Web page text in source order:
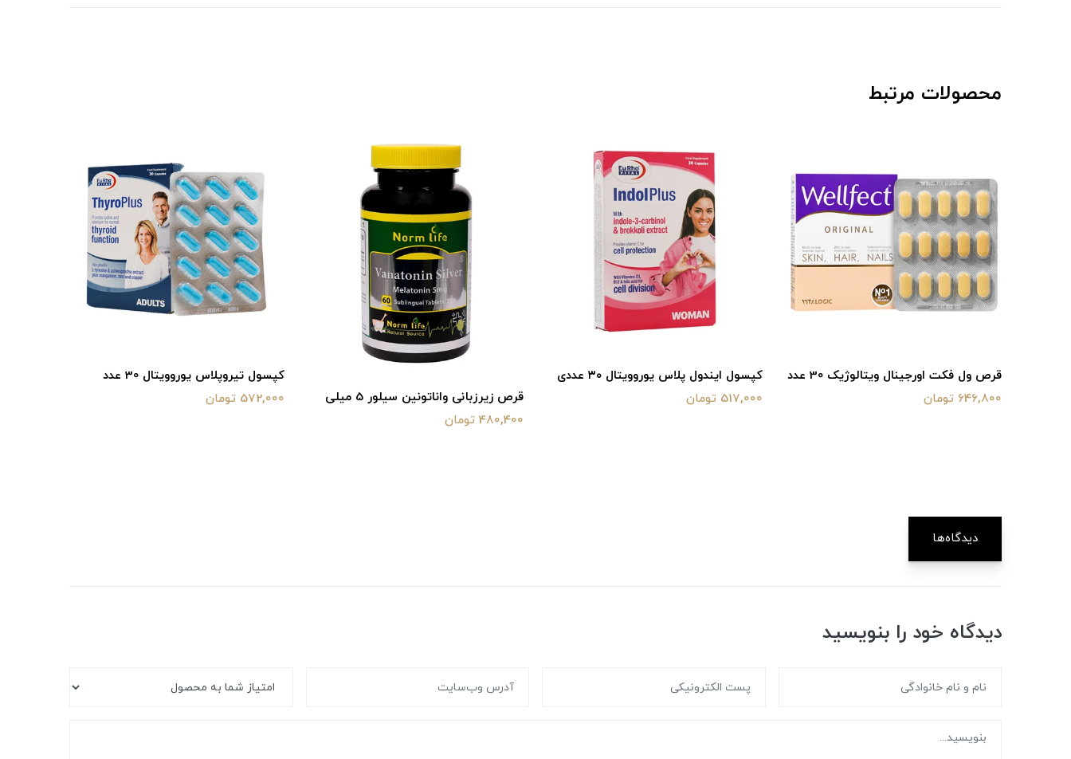
محصولات مرتبط
قرص ول فکت اورجینال ویتالوژیک 30 عدد
646,800 تومان
کپسول ایندول پلاس یوروویتال ۳۰ عددی
517,000 تومان
قرص زیرزبانی واناتونین سیلور 5 میلی
480,400 تومان
کپسول تیروپلاس یوروویتال 30 عدد
572,000 تومان
دیدگاه‌ها
دیدگاه خود را بنویسید